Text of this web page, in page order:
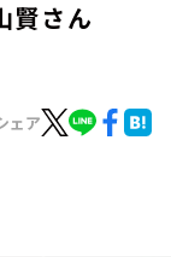
賢さん
ェア